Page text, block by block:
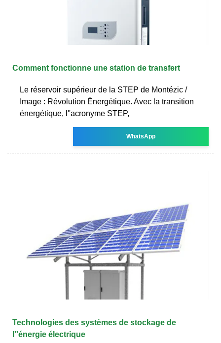
Comment fonctionne une station de transfert
Le réservoir supérieur de la STEP de Montézic /
Image : Révolution Énergétique. Avec la transition
énergétique, l''acronyme STEP,
WhatsApp
Technologies des systèmes de stockage de
l''énergie électrique